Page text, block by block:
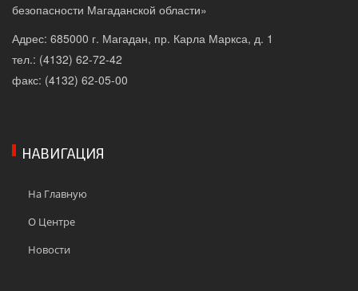
безопасности Магаданской области»
Адрес: 685000 г. Магадан, пр. Карла Маркса, д. 1
тел.: (4132) 62-72-42
факс: (4132) 62-05-00
НАВИГАЦИЯ
На Главную
О Центре
Новости